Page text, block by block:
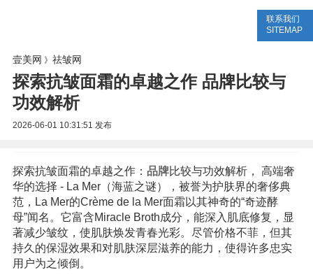
联系我们
SITEMAP
壹美网 》 祛皱网
探索抗皱面霜的卓越之作 品牌比较与
功效解析
2026-06-01 10:31:51 发布
探索抗皱面霜的卓越之作： 品牌比较与功效解析， 高端奢
华的选择 - La Mer（海蓝之谜），被誉为护肤界的奢侈典
范，La Mer的Crème de la Mer面霜以其神奇的“奇迹酵
母”闻名。它富含Miracle Broth成分，能深入肌底修复，显
著减少皱纹，使肌肤焕发青春光彩。尽管价格不菲，但其
持久的保湿效果和对肌肤深层滋养的能力，使得许多忠实
用户为之倾倒。